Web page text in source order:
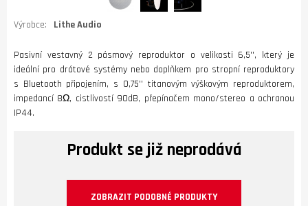
Výrobce: Lithe Audio
Pasivní vestavný 2 pásmový reproduktor o velikosti 6,5'', který je
ideální pro drátové systémy nebo doplňkem pro stropní reproduktory
s Bluetooth připojením, s 0,75'' titanovým výškovým reproduktorem,
impedancí 8Ω, cistlivostí 90dB, přepínačem mono/stereo a ochranou
IP44.
Produkt se již neprodává
ZOBRAZIT PODOBNÉ PRODUKTY